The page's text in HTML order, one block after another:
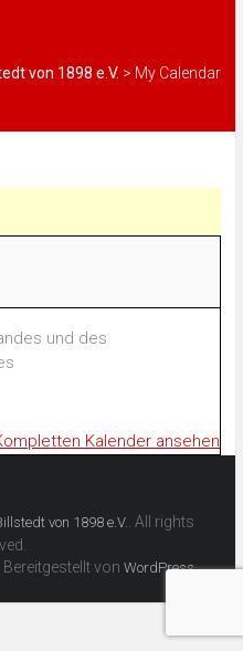
von 1898 e.V. > My Calendar
und des
Kalender ansehen
von 1898 e.V. . All rights
von WordPress.